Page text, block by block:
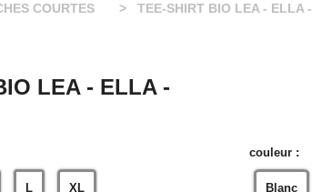
COURTES TEE-SHIRT BIO LEA - ELLA -
LEA - ELLA -
L XL
couleur :
Blanc